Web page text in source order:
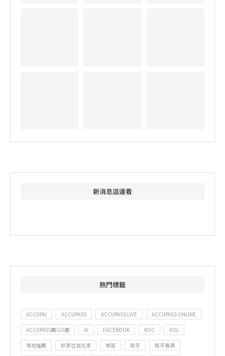
新消息這邊看
熱門標籤
ACCUPAI ACCUPASS ACCUPASS LIVE ACCUPASS ONLINE
ACCUPASS團GO趣 AI FACEBOOK KOC KOL
場地推薦 好家在我在家 學習 尾牙 尾牙春酒